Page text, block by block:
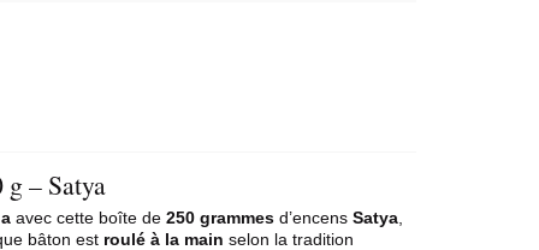
– Satya
avec cette boîte de250 grammes d’encensSatya
bâton est roulé à la main selon la tradition